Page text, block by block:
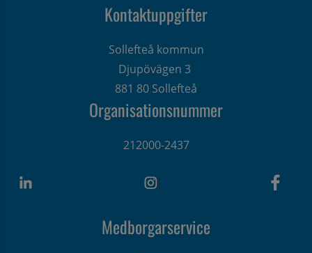
Kontaktuppgifter
Sollefteå kommun
Djupövägen 3
881 80 Sollefteå
Organisationsnummer
212000-2437
Medborgarservice